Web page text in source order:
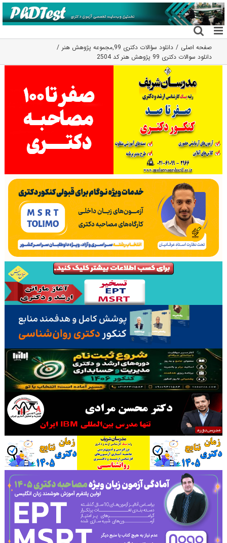
رفتن
به
محتوا
صفحه اصلی دانلود سؤالات دکتری 99 ,مجموعه پژوهش هنر
دانلود سوالات دکتری 99 پژوهش هنر کد 2504